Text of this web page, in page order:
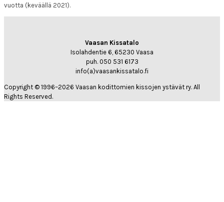
vuotta (keväällä 2021).
Vaasan Kissatalo
Isolahdentie 6, 65230 Vaasa
puh. 050 531 6173
info(a)vaasankissatalo.fi
Copyright © 1996–2026 Vaasan kodittomien kissojen ystävät ry. All
Rights Reserved.